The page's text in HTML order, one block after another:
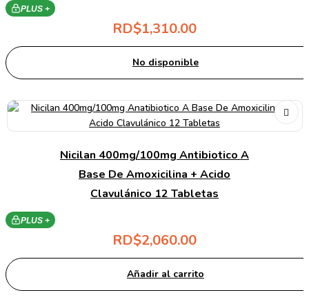
PLUS +
RD$1,310.00
No disponible
Nicilan 400mg/100mg Antibiotico A
Base De Amoxicilina + Acido
Clavulánico 12 Tabletas
PLUS +
RD$2,060.00
Añadir al carrito